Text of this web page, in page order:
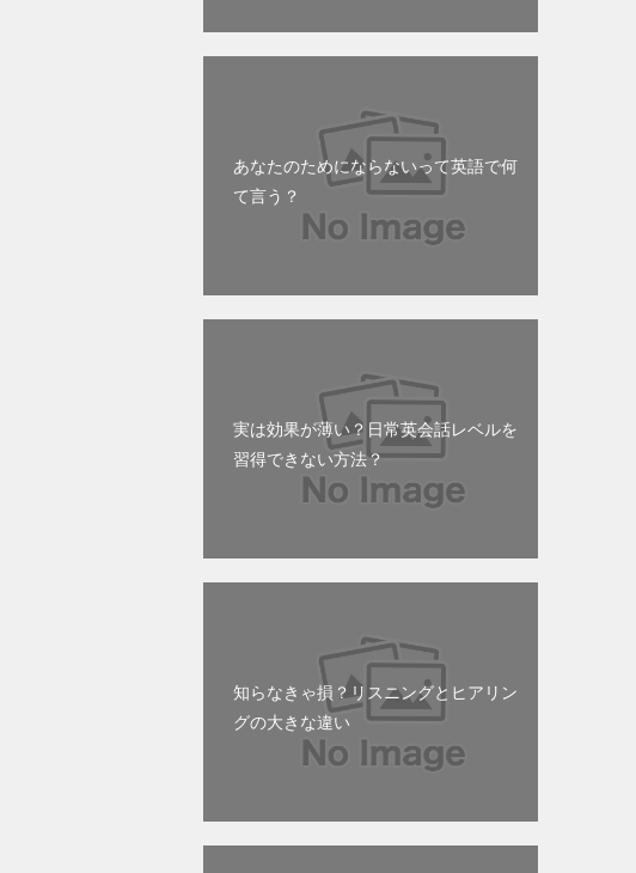
あなたのためにならないって英語で何
て言う？
実は効果が薄い？日常英会話レベルを
習得できない方法？
知らなきゃ損？リスニングとヒアリン
グの大きな違い